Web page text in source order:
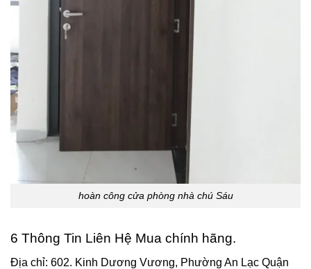
hoàn công cửa phòng nhà chú Sáu
6 Thông Tin Liên Hệ Mua chính hãng.
Địa chỉ: 602. Kinh Dương Vương, Phường An Lạc Quận